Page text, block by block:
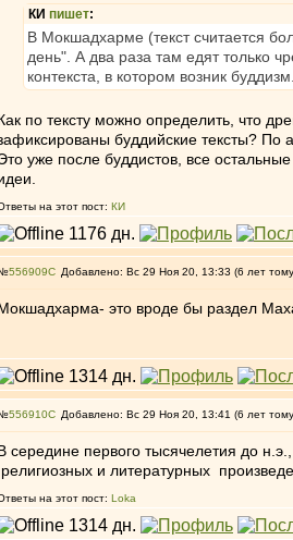
КИ пишет:
В Мокшадхарме (текст считается
день". А два раза там едят только
контекста, в котором возник
по тексту можно определить, что
буддийские тексты? По
уже после буддистов, все
на этот пост: КИ
556909 Добавлено: Вс 29 Ноя 20, 13:33 (6 лет
это вроде бы раздел
556910 Добавлено: Вс 29 Ноя 20, 13:41 (6 лет
середине первого тысячелетия до
религиозных и литературных
на этот пост: Loka